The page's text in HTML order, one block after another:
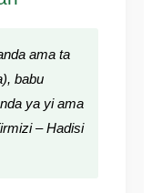
babu
ya yi ama
– Hadisi